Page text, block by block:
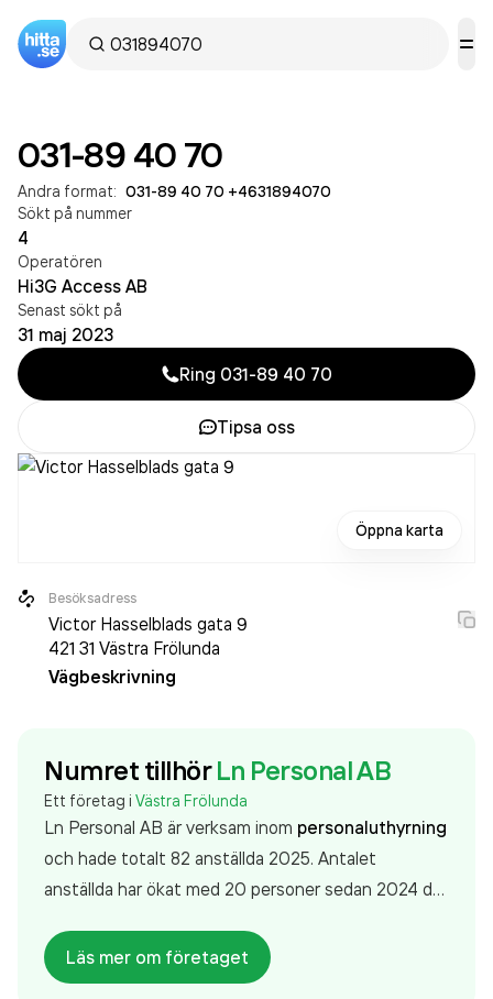
031-89 40 70
Andra format: 031-89 40 70 +4631894070
Sökt på nummer
4
Operatören
Hi3G Access AB
Senast sökt på
31 maj 2023
Ring 031-89 40 70
Tipsa oss
Öppna karta
Besöksadress
Victor Hasselblads gata 9
421 31 Västra Frölunda
Vägbeskrivning
Numret tillhör Ln Personal AB
Ett företag i Västra Frölunda
Ln Personal AB är verksam inom personaluthyrning
och hade totalt 82 anställda 2025. Antalet
anställda har ökat med 20 personer sedan 2024 då
ett aktiebolag som varit aktivt sedan 2003. Ln
Personal ABomsatte 50 153 000,00 kr
Läs mer om företaget